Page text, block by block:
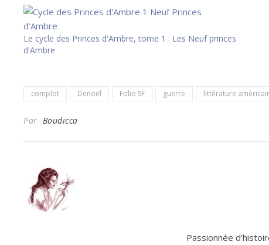
Le cycle des Princes d'Ambre, tome 1 : Les Neuf princes
d'Ambre
complot Denoël Folio SF guerre littérature
Par Boudicca
Passionnée